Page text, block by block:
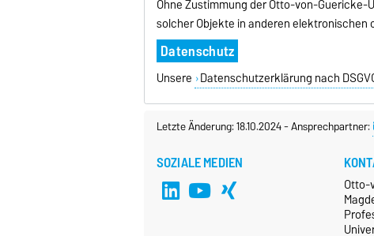
Ohne Zustimmung der Otto-von-
solcher Objekte in anderen
Datenschutz
Unsere Datenschutzerklärung nach
Letzte Änderung: 18.10.2024-Ansprechpartner:
SOZIALE MEDIEN
Otto-